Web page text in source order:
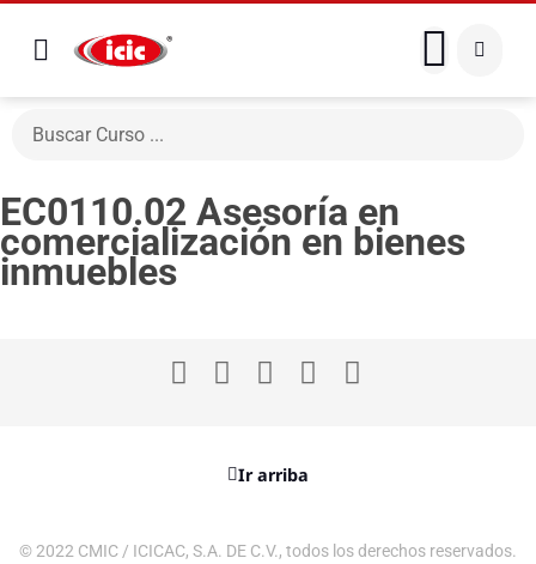
EC0110.02 Asesoría en
comercialización en bienes
inmuebles
Ir arriba
© 2022 CMIC / ICICAC, S.A. DE C.V., todos los derechos reservados.